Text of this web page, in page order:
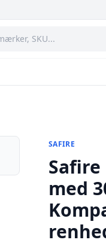
SAFIRE
Safire
med